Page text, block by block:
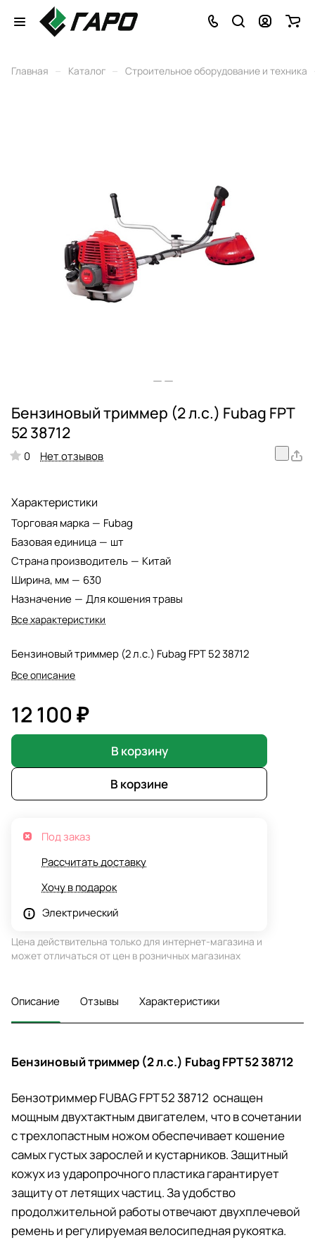
Главная – Каталог – Строительное оборудование и техника
Бензиновый триммер (2 л.с.) Fubag FPT
52 38712
0 Нет отзывов
Характеристики
Торговая марка — Fubag
Базовая единица — шт
Страна производитель — Китай
Ширина, мм — 630
Назначение — Для кошения травы
Все характеристики
Бензиновый триммер (2 л.с.) Fubag FPT 52 38712
Все описание
12 100 ₽
В корзину
В корзине
Под заказ
Рассчитать доставку
Хочу в подарок
Электрический
Цена действительна только для интернет-магазина и
может отличаться от цен в розничных магазинах
Описание Отзывы Характеристики
Бензиновый триммер (2 л.с.) Fubag FPT 52 38712
Бензотриммер FUBAG FPT 52 38712 оснащен
мощным двухтактным двигателем, что в сочетании
с трехлопастным ножом обеспечивает кошение
самых густых зарослей и кустарников. Защитный
кожух из ударопрочного пластика гарантирует
защиту от летящих частиц. За удобство
продолжительной работы отвечают двухплечевой
ремень и регулируемая велосипедная рукоятка.